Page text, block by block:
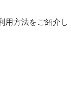
用方法をご紹介し